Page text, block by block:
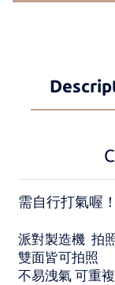
需自行打氣喔！
派對製造機 拍
雙面皆可拍照
不易洩氣 可重